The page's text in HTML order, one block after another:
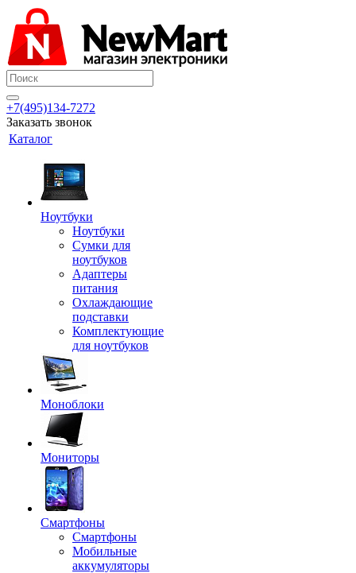
+7(495)134-7272
Заказать звонок
Каталог
Ноутбуки
Ноутбуки
Сумки для
ноутбуков
Адаптеры
питания
Охлаждающие
подставки
Комплектующие
для ноутбуков
Моноблоки
Мониторы
Смартфоны
Смартфоны
Мобильные
аккумуляторы